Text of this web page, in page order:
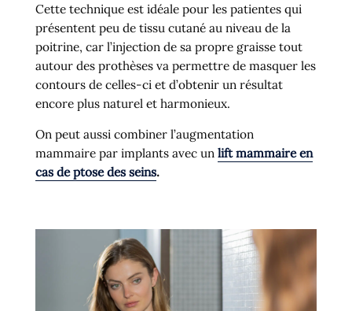
Cette technique est idéale pour les patientes qui
présentent peu de tissu cutané au niveau de la
poitrine, car l’injection de sa propre graisse tout
autour des prothèses va permettre de masquer les
contours de celles-ci et d’obtenir un résultat
encore plus naturel et harmonieux.
On peut aussi combiner l’augmentation
mammaire par implants avec un lift mammaire en
cas de ptose des seins.